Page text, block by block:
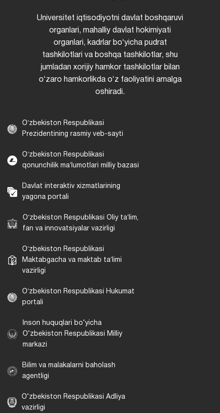
Universitet iqtisodiyotni davlat boshqaruvi
organlari, mahalliy davlat hokimiyati
organlari, kadrlar boʻyicha pudrat
tashkilotlari va boshqa tashkilotlar, shu
jumladan xorijiy hamkor tashkilotlar bilan
oʻzaro hamkorlikda oʻz faoliyatini amalga
oshiradi.
Oʻzbekiston Respublikasi
Prezidentining rasmiy veb-sayti
Oʻzbekiston Respublikasi
qonunchilik maʼlumotlari milliy bazasi
Davlat interaktiv xizmatlarining
yagona portali
Oʻzbekiston Respublikasi Oliy taʼlim,
fan va innovatsiyalar vazirligi
Oʻzbekiston Respublikasi
Maktabgacha va maktab taʼlimi
vazirligi
Oʻzbekiston Respublikasi Hukumat
portali
Inson huquqlari bo‘yicha
O‘zbekiston Respublikasi Milliy
markazi
Bilim va malakalarni baholash
agentligi
O‘zbekiston Respublikasi Adliya
vazirligi